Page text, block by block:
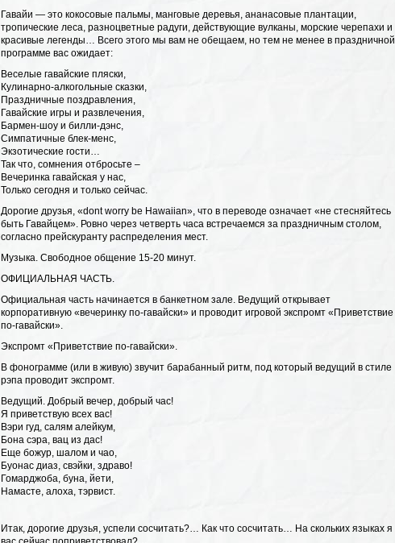
Гавайи — это кокосовые пальмы, манговые деревья, ананасовые плантации,
тропические леса, разноцветные радуги, действующие вулканы, морские черепахи и
красивые легенды… Всего этого мы вам не обещаем, но тем не менее в праздничной
программе вас ожидает:
Веселые гавайские пляски,
Кулинарно-алкогольные сказки,
Праздничные поздравления,
Гавайские игры и развлечения,
Бармен-шоу и билли-дэнс,
Симпатичные блек-менс,
Экзотические гости…
Так что, сомнения отбросьте –
Вечеринка гавайская у нас,
Только сегодня и только сейчас.
Дорогие друзья, «dont worry be Hawaiian», что в переводе означает «не стесняйтесь
быть Гавайцем». Ровно через четверть часа встречаемся за праздничным столом,
согласно прейскуранту распределения мест.
Музыка. Свободное общение 15-20 минут.
ОФИЦИАЛЬНАЯ ЧАСТЬ.
Официальная часть начинается в банкетном зале. Ведущий открывает
корпоративную «вечеринку по-гавайски» и проводит игровой экспромт «Приветствие
по-гавайски».
Экспромт «Приветствие по-гавайски».
В фонограмме (или в живую) звучит барабанный ритм, под который ведущий в стиле
рэпа проводит экспромт.
Ведущий. Добрый вечер, добрый час!
Я приветствую всех вас!
Вэри гуд, салям алейкум,
Бона сэра, вац из дас!
Еще божур, шалом и чао,
Буонас диаз, свэйки, здраво!
Гомарджоба, буна, йети,
Намасте, алоха, тэрвист.
Итак, дорогие друзья, успели сосчитать?… Как что сосчитать… На скольких языках я